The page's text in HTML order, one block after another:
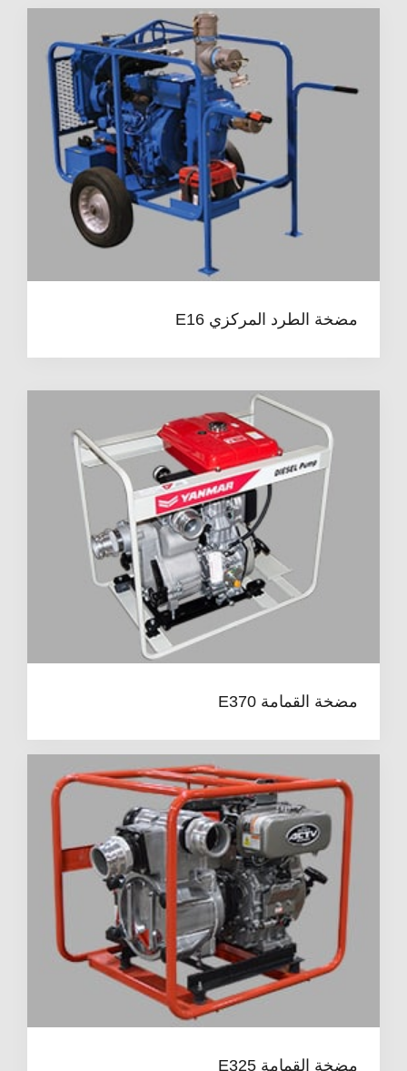
مضخة الطرد المركزي E16
مضخة القمامة E370
مضخة القمامة E325